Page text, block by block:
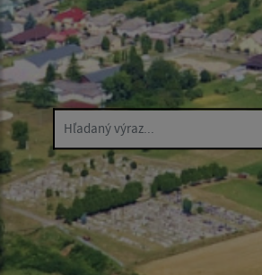
Hľadaný výraz...